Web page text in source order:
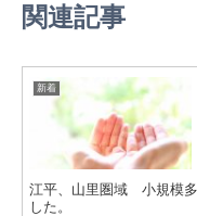
関連記事
新着
江平、山里圏域 小規模多
した。